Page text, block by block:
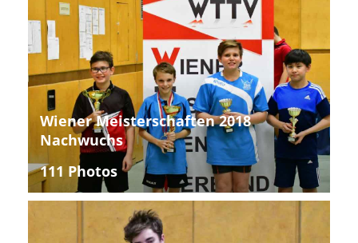
Wiener Meisterschaften 2018
Nachwuchs
111 Photos